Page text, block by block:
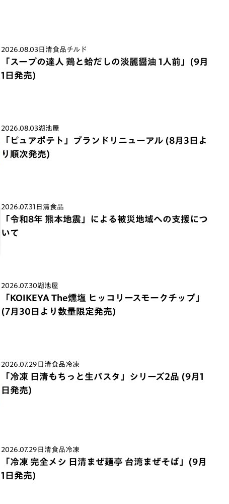
2026.08.03 日清食品チルド
「スープの達人 鶏と蛤だしの淡麗醤油 1人前」(9月
1日発売)
2026.08.03湖池屋
「ピュアポテト」ブランドリニューアル (8月3日よ
り順次発売)
2026.07.31 日清食品
「令和8年 熊本地震」による被災地域への支援につ
いて
2026.07.30湖池屋
「KOIKEYA The燻塩 ヒッコリースモークチップ」
(7月30日より数量限定発売)
2026.07.29 日清食品冷凍
「冷凍 日清もちっと生パスタ」シリーズ2品 (9月1
日発売)
2026.07.29 日清食品冷凍
「冷凍 完全メシ 日清まぜ麺亭 台湾まぜそば」(9月
1日発売)